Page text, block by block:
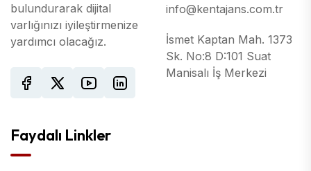
bulundurarak dijital
varlığınızı iyileştirmenize
yardımcı olacağız.
info@kentajans.com.tr
İsmet Kaptan Mah. 1373
Sk. No:8 D:101 Suat
Manisalı İş Merkezi
Faydalı Linkler